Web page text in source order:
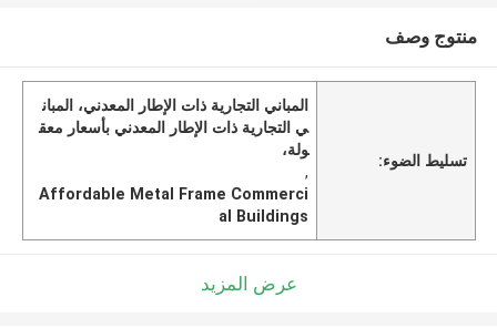
منتوج وصف
تسليط الضوء:
المباني التجارية ذات الإطار المعدني، المبان
ي التجارية ذات الإطار المعدني بأسعار معق
ولة،
,
Affordable Metal Frame Commerci
al Buildings
عرض المزيد